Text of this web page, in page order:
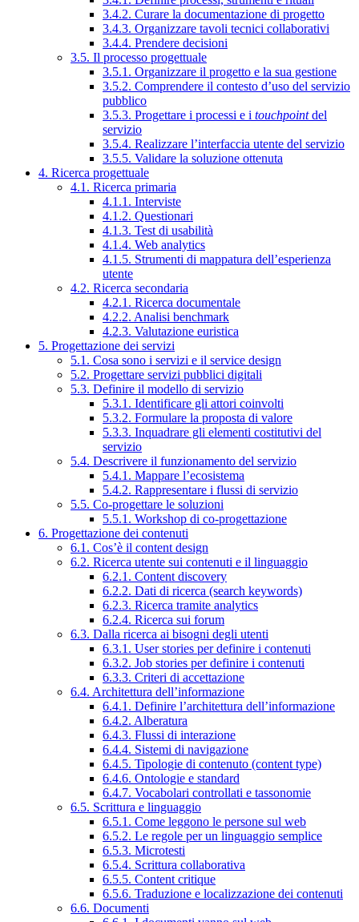
3.4.2. Curare la documentazione di progetto
3.4.3. Organizzare tavoli tecnici collaborativi
3.4.4. Prendere decisioni
3.5. Il processo progettuale
3.5.1. Organizzare il progetto e la sua gestione
3.5.2. Comprendere il contesto d’uso del servizio
pubblico
3.5.3. Progettare i processi e i touchpointdel
servizio
3.5.4. Realizzare l’interfaccia utente del servizio
3.5.5. Validare la soluzione ottenuta
4. Ricerca progettuale
4.1. Ricerca primaria
4.1.1. Interviste
4.1.2. Questionari
4.1.3. Test di usabilità
4.1.4. Web analytics
4.1.5. Strumenti di mappatura dell’esperienza
utente
4.2. Ricerca secondaria
4.2.1. Ricerca documentale
4.2.2. Analisi benchmark
4.2.3. Valutazione euristica
5. Progettazione dei servizi
5.1. Cosa sono i servizi e il service design
5.2. Progettare servizi pubblici digitali
5.3. Definire il modello di servizio
5.3.1. Identificare gli attori coinvolti
5.3.2. Formulare la proposta di valore
5.3.3. Inquadrare gli elementi costitutivi del
servizio
5.4. Descrivere il funzionamento del servizio
5.4.1. Mappare l’ecosistema
5.4.2. Rappresentare i flussi di servizio
5.5. Co-progettare le soluzioni
5.5.1. Workshop di co-progettazione
6. Progettazione dei contenuti
6.1. Cos’è il content design
6.2. Ricerca utente sui contenuti e il linguaggio
6.2.1. Content discovery
6.2.2. Dati di ricerca (search keywords)
6.2.3. Ricerca tramite analytics
6.2.4. Ricerca sui forum
6.3. Dalla ricerca ai bisogni degli utenti
6.3.1. User stories per definire i contenuti
6.3.2. Job stories per definire i contenuti
6.3.3. Criteri di accettazione
6.4. Architettura dell’informazione
6.4.1. Definire l’architettura dell’informazione
6.4.2. Alberatura
6.4.3. Flussi di interazione
6.4.4. Sistemi di navigazione
6.4.5. Tipologie di contenuto (content type)
6.4.6. Ontologie e standard
6.4.7. Vocabolari controllati e tassonomie
6.5. Scrittura e linguaggio
6.5.1. Come leggono le persone sul web
6.5.2. Le regole per un linguaggio semplice
6.5.3. Microtesti
6.5.4. Scrittura collaborativa
6.5.5. Content critique
6.5.6. Traduzione e localizzazione dei contenuti
6.6. Documenti